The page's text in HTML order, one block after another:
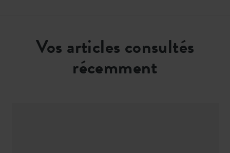
Vos articles consultés
récemment